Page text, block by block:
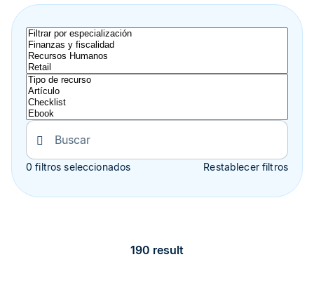
0 filtros seleccionados Restablecer filtros
190 result